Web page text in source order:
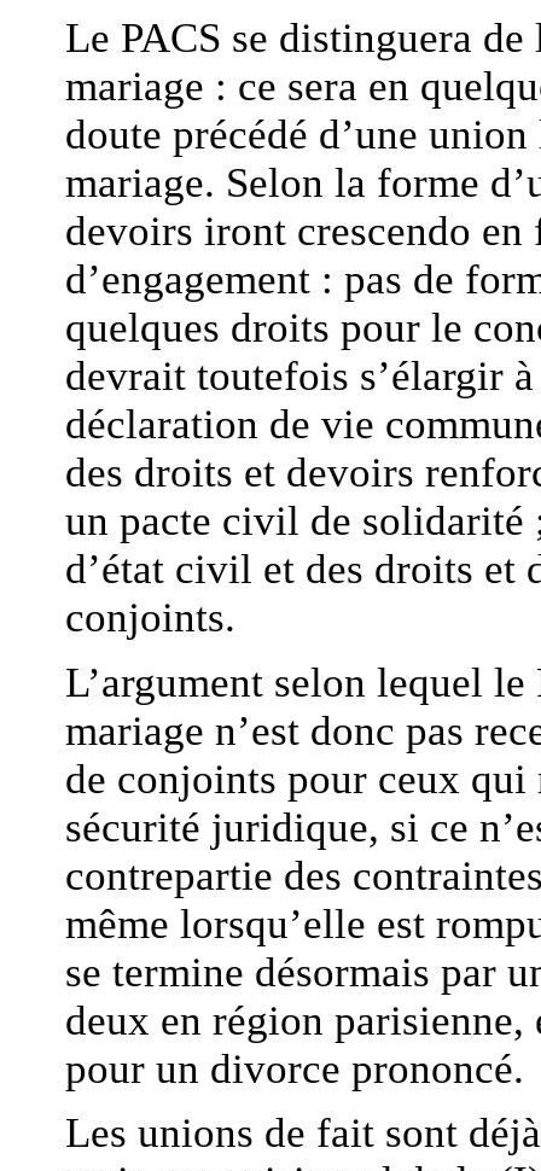
Le PACS se distinguera
mariage : ce sera en
doute précédé d’une
mariage. Selon la forme
devoirs iront crescendo
d’engagement : pas de
quelques droits pour le
devrait toutefois s’élargir
déclaration de vie
des droits et devoirs
un pacte civil de
d’état civil et des droits et
conjoints.
L’argument selon lequel
mariage n’est donc pas
de conjoints pour ceux
sécurité juridique, si ce
contrepartie des
même lorsqu’elle est
se termine désormais par
deux en région
pour un divorce prononcé.
Les unions de fait sont